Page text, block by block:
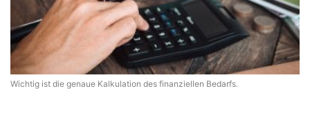
Wichtig ist die genaue Kalkulation des finanziellen Bedarfs.